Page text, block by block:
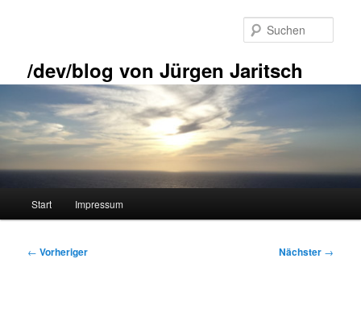
/dev/blog von Jürgen Jaritsch
Start Impressum
Beitragsnavigation
← Vorheriger Nächster →